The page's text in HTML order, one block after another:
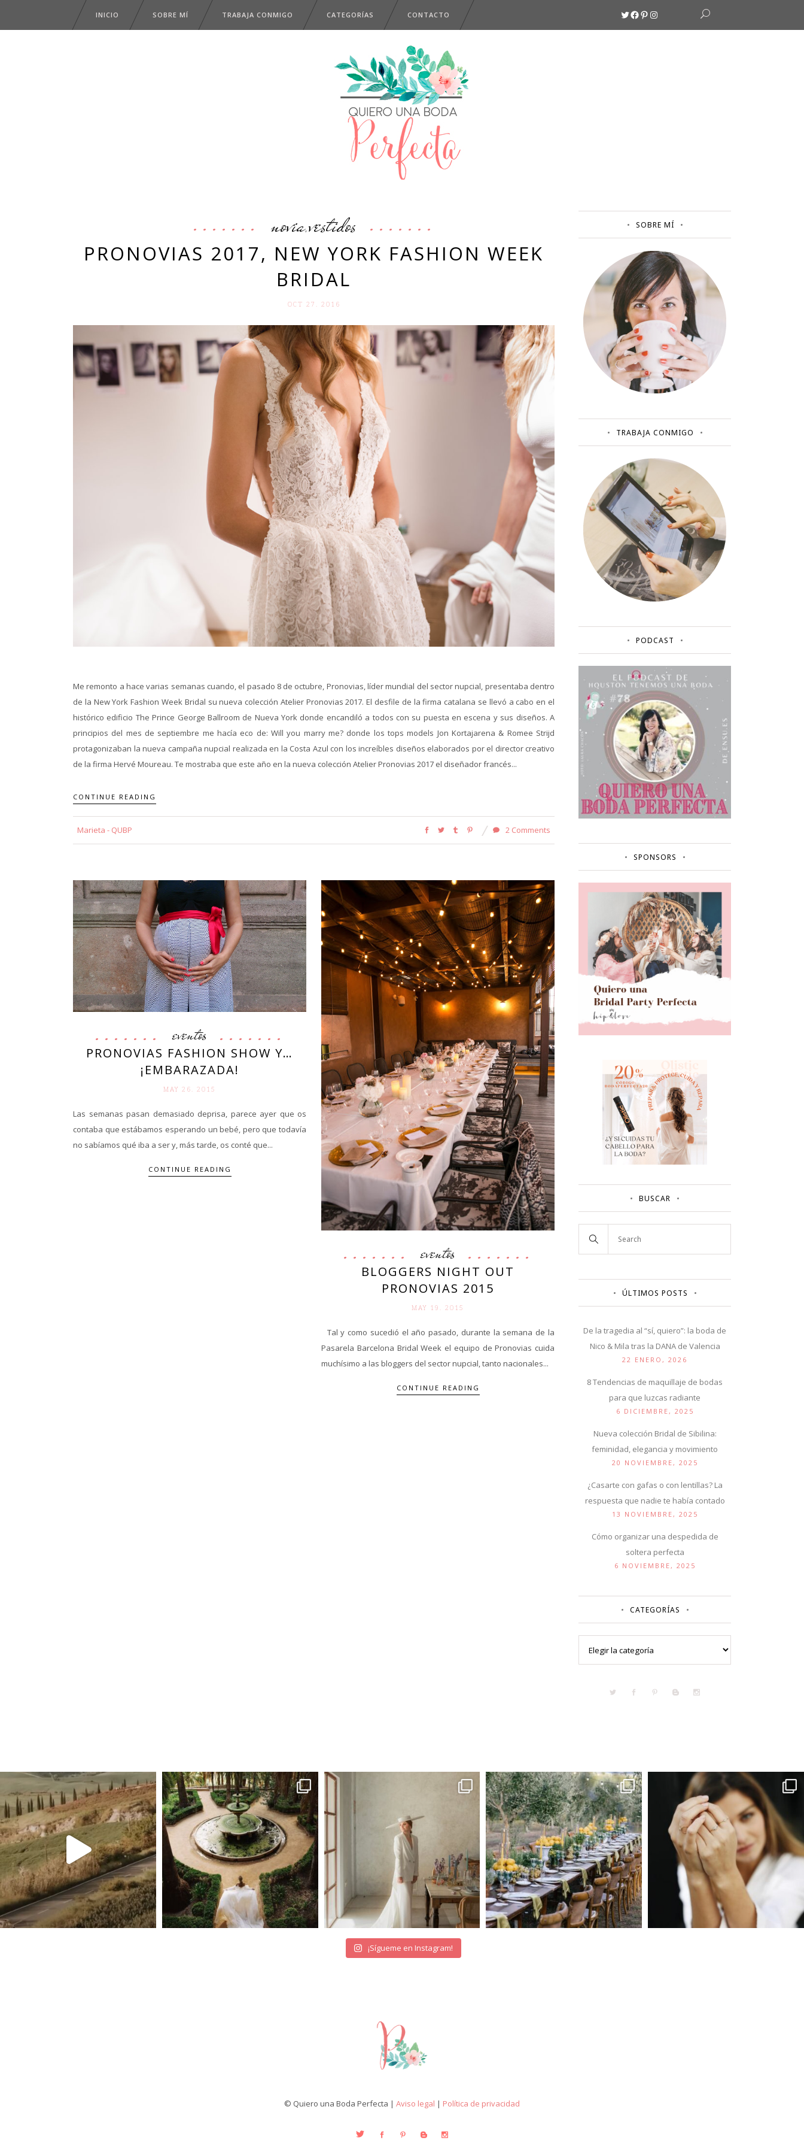
INICIO SOBRE MÍ TRABAJA CONMIGO CATEGORÍAS CONTACTO Twitter
Facebook
Pinterest
Instagram
novia,vestidos
PRONOVIAS 2017, NEW YORK FASHION WEEK
BRIDAL
OCT 27. 2016
Me remonto a hace varias semanas cuando, el pasado 8 de octubre, Pronovias, líder mundial del sector nupcial, presentaba dentro
de la New York Fashion Week Bridal su nueva colección Atelier Pronovias 2017. El desfile de la firma catalana se llevó a cabo en el
histórico edificio The Prince George Ballroom de Nueva York donde encandiló a todos con su puesta en escena y sus diseños. A
principios del mes de septiembre me hacía eco de: Will you marry me? donde los tops models Jon Kortajarena & Romee Strijd
protagonizaban la nueva campaña nupcial realizada en la Costa Azul con los increíbles diseños elaborados por el director creativo
de la firma Hervé Moureau. Te mostraba que este año en la nueva colección Atelier Pronovias 2017 el diseñador francés...
CONTINUE READING
Marieta - QUBP 2 Comments
eventos
PRONOVIAS FASHION SHOW Y…
¡EMBARAZADA!
MAY 26. 2015
Las semanas pasan demasiado deprisa, parece ayer que os
contaba que estábamos esperando un bebé, pero que todavía
no sabíamos qué iba a ser y, más tarde, os conté que...
CONTINUE READING
eventos
BLOGGERS NIGHT OUT
PRONOVIAS 2015
MAY 19. 2015
Tal y como sucedió el año pasado, durante la semana de la
Pasarela Barcelona Bridal Week el equipo de Pronovias cuida
muchísimo a las bloggers del sector nupcial, tanto nacionales...
CONTINUE READING
SOBRE MÍ
TRABAJA CONMIGO
PODCAST
SPONSORS
BUSCAR
ÚLTIMOS POSTS
De la tragedia al “sí, quiero”: la boda de
Nico & Mila tras la DANA de Valencia
22 ENERO, 2026
8 Tendencias de maquillaje de bodas
para que luzcas radiante
6 DICIEMBRE, 2025
Nueva colección Bridal de Sibilina:
feminidad, elegancia y movimiento
20 NOVIEMBRE, 2025
¿Casarte con gafas o con lentillas? La
respuesta que nadie te había contado
13 NOVIEMBRE, 2025
Cómo organizar una despedida de
soltera perfecta
6 NOVIEMBRE, 2025
CATEGORÍAS
¡Sígueme en Instagram!
© Quiero una Boda Perfecta | Aviso legal | Política de privacidad